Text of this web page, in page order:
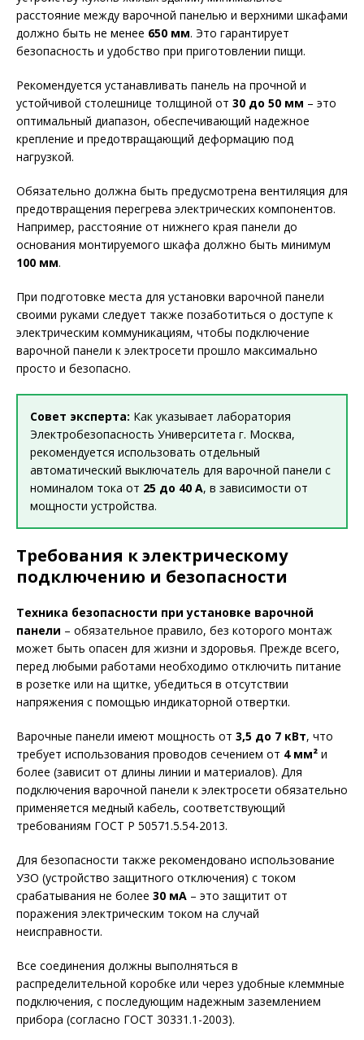
расстояние между варочной панелью и верхними шкафами
должно быть не менее 650 мм. Это гарантирует
безопасность и удобство при приготовлении пищи.
Рекомендуется устанавливать панель на прочной и
устойчивой столешнице толщиной от 30 до 50 мм – это
оптимальный диапазон, обеспечивающий надежное
крепление и предотвращающий деформацию под
нагрузкой.
Обязательно должна быть предусмотрена вентиляция для
предотвращения перегрева электрических компонентов.
Например, расстояние от нижнего края панели до
основания монтируемого шкафа должно быть минимум
100 мм.
При подготовке места для установки варочной панели
своими руками следует также позаботиться о доступе к
электрическим коммуникациям, чтобы подключение
варочной панели к электросети прошло максимально
просто и безопасно.
Совет эксперта: Как указывает лаборатория
Электробезопасность Университета г. Москва,
рекомендуется использовать отдельный
автоматический выключатель для варочной панели с
номиналом тока от 25 до 40 А, в зависимости от
мощности устройства.
Требования к электрическому
подключению и безопасности
Техника безопасности при установке варочной
панели – обязательное правило, без которого монтаж
может быть опасен для жизни и здоровья. Прежде всего,
перед любыми работами необходимо отключить питание
в розетке или на щитке, убедиться в отсутствии
напряжения с помощью индикаторной отвертки.
Варочные панели имеют мощность от 3,5 до 7 кВт, что
требует использования проводов сечением от 4 мм² и
более (зависит от длины линии и материалов). Для
подключения варочной панели к электросети обязательно
применяется медный кабель, соответствующий
требованиям ГОСТ Р 50571.5.54-2013.
Для безопасности также рекомендовано использование
УЗО (устройство защитного отключения) с током
срабатывания не более 30 мА – это защитит от
поражения электрическим током на случай
неисправности.
Все соединения должны выполняться в
распределительной коробке или через удобные клеммные
подключения, с последующим надежным заземлением
прибора (согласно ГОСТ 30331.1-2003).